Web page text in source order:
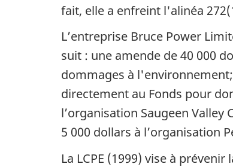
fait, elle a enfreint l'alinéa
L’entreprise Bruce Power
suit : une amende de 40 000
dommages à
directement au Fonds pour
l’organisation Saugeen Valley
5 000 dollars à l’organisation
La LCPE (1999) vise à